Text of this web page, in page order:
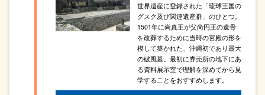
世界遺産に登録された「琉球王国の
グスク及び関連遺産群」のひとつ。
1501年に尚真王が父尚円王の遺骨
を改葬するために当時の宮殿の形を
模して築かれた、沖縄初であり最大
の破風墓。最初に券売所の地下にあ
る資料展示室で理解を深めてから見
学することをおすすめします。